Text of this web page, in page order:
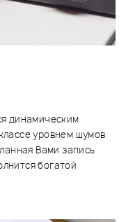
динамическим
уровнем шумов
Вами запись
богатой